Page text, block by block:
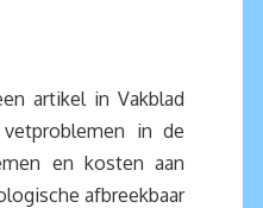
artikel in Vakblad
in de
en kosten aan
afbreekbaar